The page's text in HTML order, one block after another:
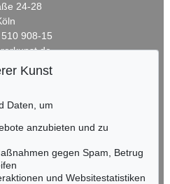
24-28
908-15
58 80-038
58 80-595
Kunst
Daten, um
anzubieten und zu
gegen Spam, Betrug
und Websitestatistiken